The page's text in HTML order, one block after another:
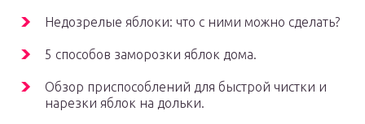
Недозрелые яблоки: что с ними можно сделать?
5 способов заморозки яблок дома.
Обзор приспособлений для быстрой чистки и
нарезки яблок на дольки.